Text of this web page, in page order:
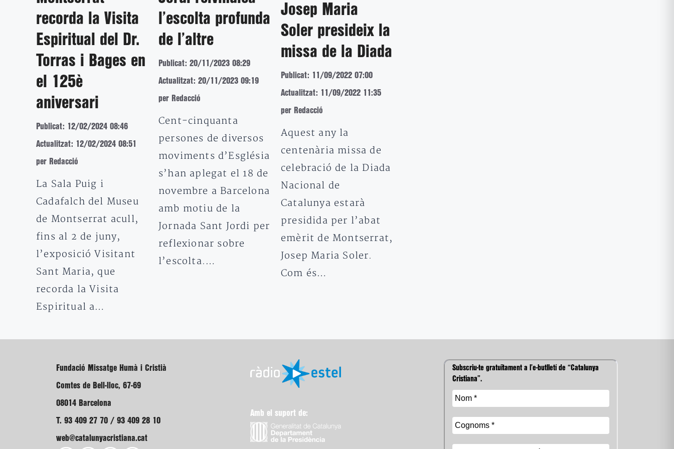
recorda la Visita
Espiritual del Dr.
Torras i Bages en
el 125è
aniversari
Publicat: 12/02/2024 08:46
Actualitzat: 12/02/2024 08:51
per Redacció
La Sala Puig i
Cadafalch del Museu
de Montserrat acull,
fins al 2 de juny,
l’exposició Visitant
Sant Maria, que
recorda la Visita
Espiritual a…
l’escolta profunda
de l’altre
Publicat: 20/11/2023 08:29
Actualitzat: 20/11/2023 09:19
per Redacció
Cent-cinquanta
persones de diversos
moviments d’Església
s’han aplegat el 18 de
novembre a Barcelona
amb motiu de la
Jornada Sant Jordi per
reflexionar sobre
l’escolta.…
Josep Maria
Soler presideix la
missa de la Diada
Publicat: 11/09/2022 07:00
Actualitzat: 11/09/2022 11:35
per Redacció
Aquest any la
centenària missa de
celebració de la Diada
Nacional de
Catalunya estarà
presidida per l’abat
emèrit de Montserrat,
Josep Maria Soler.
Com és…
Fundació Missatge Humà i Cristià
Comtes de Bell-lloc, 67-69
08014 Barcelona
T. 93 409 27 70 / 93 409 28 10
web@catalunyacristiana.cat
Amb el suport de:
Subscriu-te gratuïtament a l’e-butlletí de “Catalunya
Cristiana”.